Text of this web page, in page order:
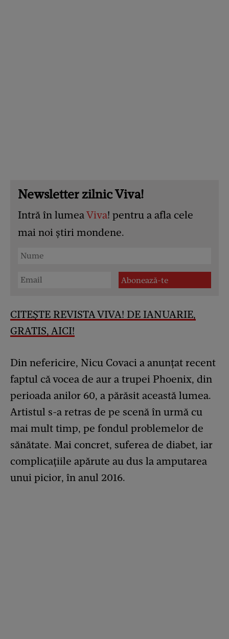
Newsletter zilnic Viva!
Intră în lumeaViva! pentru a afla cele
mai noi știri mondene.
CITEȘTE REVISTA VIVA! DE IANUARIE,
GRATIS, AICI!
Din nefericire, Nicu Covaci a anunțat recent
faptul că vocea de aur a trupei Phoenix, din
perioada anilor 60, a părăsit această lumea.
Artistul s-a retras de pe scenă în urmă cu
mai mult timp, pe fondul problemelor de
sănătate. Mai concret, suferea de diabet, iar
complicațiile apărute au dus la amputarea
unui picior, în anul 2016.